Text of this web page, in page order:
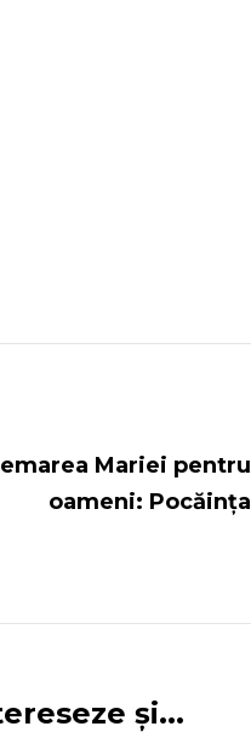
Mariei pentru
oameni: Pocăința
și...